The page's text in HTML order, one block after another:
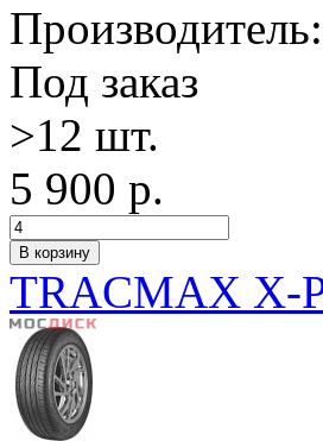
Производитель:
Под заказ
>12 шт.
5 900 р.
TRACMAX X-